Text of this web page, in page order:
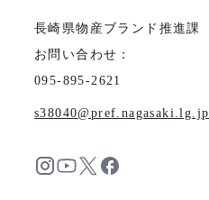
長崎県物産ブランド推進課
お問い合わせ：
095-895-2621
s38040 pref.nagasaki.lg.jp